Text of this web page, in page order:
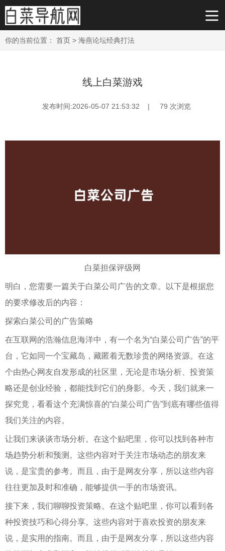
你的当前位置： 首页 > 海燕论坛经典打法
线上白菜游戏
发布时间:2026-05-07 21:53:32 | 79 次浏览
白菜担保评级网
明白，您需要一篇关于白菜公司广告的文章。以下是根据您
的要求修改后的内容：
探索白菜公司的广告策略
在互联网的浩瀚信息海洋中，有一个名为“白菜公司广告”的平
台，它如同一个宝藏岛，藏匿着无数珍贵的网络资源。在这
个由热心网友自发形成的社区里，无论是市场分析、投资策
略还是创业经验，都能找到它们的身影。今天，我们就来一
探究竟，看看这个充满惊喜的“白菜公司广告”到底有哪些值得
我们关注的内容。
让我们来谈谈市场分析。在这个贴吧里，你可以找到各种市
场趋势分析和预测。这些内容对于关注市场动态的朋友来
说，是宝贵的参考。而且，由于是网友分享，所以这些内容
往往更加及时和准确，能够提供一手的市场资讯。
接下来，我们聊聊投资策略。在这个贴吧里，你可以看到各
种投资技巧和心得分享。这些内容对于喜欢投资的朋友来
说，是实用的指南。而且，由于是网友分享，所以这些内容